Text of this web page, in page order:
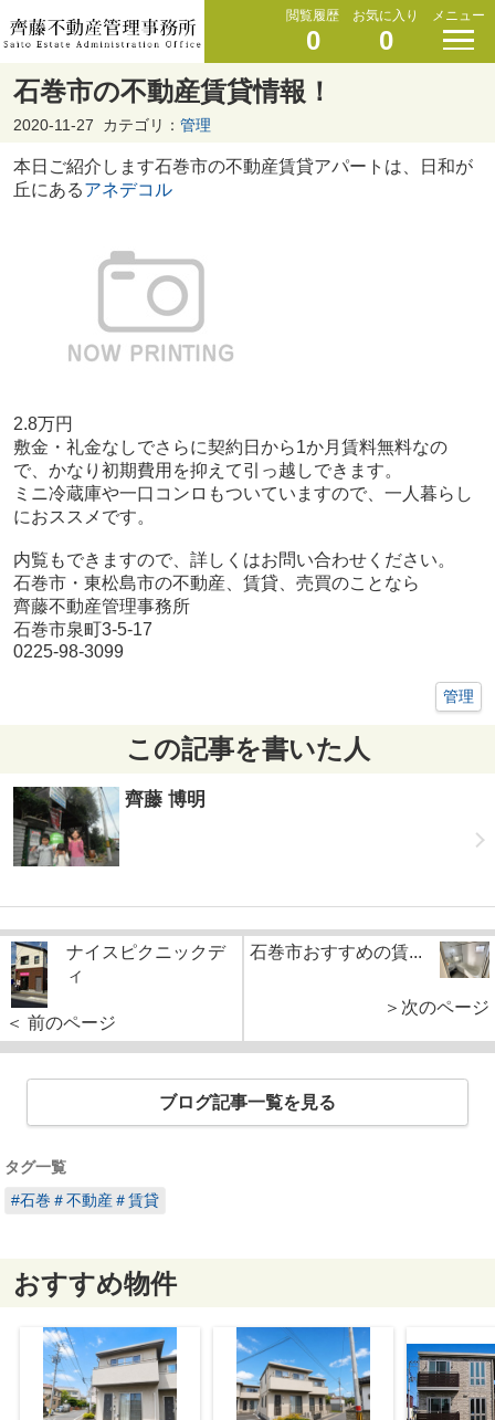
閲覧履歴
0
お気に入り
0
メニュー
石巻市の不動産賃貸情報！
2020-11-27 カテゴリ： 管理
本日ご紹介します石巻市の不動産賃貸アパートは、日和が
丘にあるアネデコル
2.8万円
敷金・礼金なしでさらに契約日から1か月賃料無料なの
で、かなり初期費用を抑えて引っ越しできます。
ミニ冷蔵庫や一口コンロもついていますので、一人暮らし
におススメです。
内覧もできますので、詳しくはお問い合わせください。
石巻市・東松島市の不動産、賃貸、売買のことなら
齊藤不動産管理事務所
石巻市泉町3-5-17
0225-98-3099
管理
この記事を書いた人
齊藤 博明
ナイスピクニックデ
ィ
＜ 前のページ
石巻市おすすめの賃...
＞次のページ
ブログ記事一覧を見る
タグ一覧
#石巻＃不動産＃賃貸
おすすめ物件